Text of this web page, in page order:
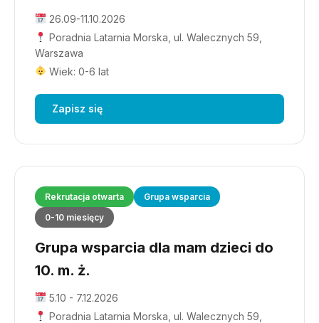
26.09-11.10.2026
Poradnia Latarnia Morska, ul. Walecznych 59,
Warszawa
Wiek: 0-6 lat
Zapisz się
Rekrutacja otwarta
Grupa wsparcia
0-10 miesięcy
Grupa wsparcia dla mam dzieci do
10. m. ż.
5.10 - 7.12.2026
Poradnia Latarnia Morska, ul. Walecznych 59,